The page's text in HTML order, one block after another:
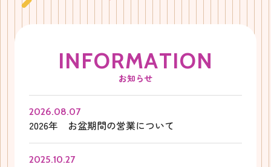
INFORMATION
お知らせ
2026.08.07
2026年 お盆期間の営業について
2025.10.27